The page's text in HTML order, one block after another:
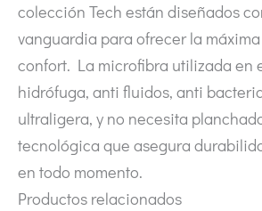
colección Tech están diseñados
vanguardia para ofrecer la
confort. La microfibra utilizada en
hidrófuga, anti fluidos, anti
ultraligera, y no necesita
tecnológica que asegura
en todo momento.
Productos relacionados